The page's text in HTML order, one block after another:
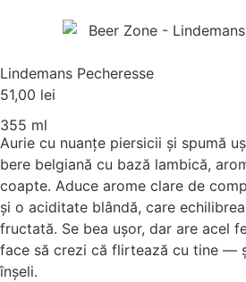
Lindemans Pecheresse
51,00 lei
355 ml
Aurie cu nuanțe piersicii și spumă
bere belgiană cu bază lambică,
coapte. Aduce arome clare de
și o aciditate blândă, care
fructată. Se bea ușor, dar are acel
face să crezi că flirtează cu tine —
înșeli.